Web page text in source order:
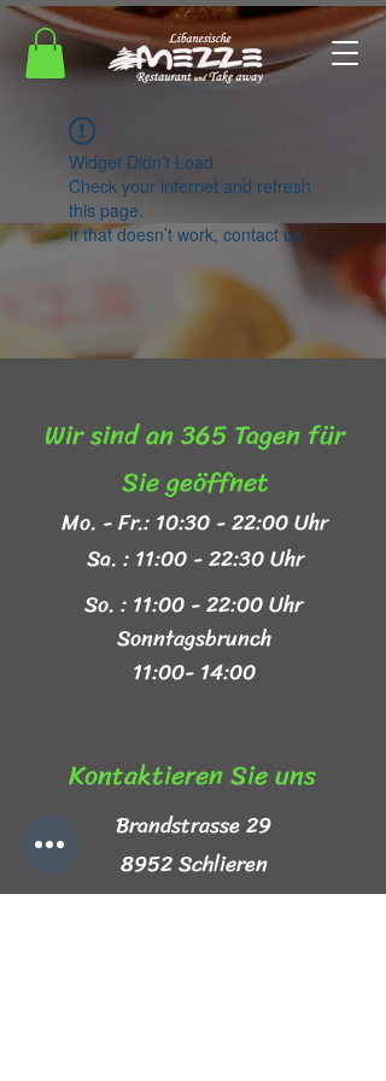
Widget Didn’t Load
Check your internet and refresh
this page.
If that doesn’t work, contact us.
Wir sind an 365 Tagen für
Sie geöffnet​
Mo. - Fr.: 10:30 - 22:00 Uhr
Sa. : 11:00 - 22:30 Uhr
So. : 11:00 - 22:00 Uhr
Sonntagsbrunch
11:00- 14:00
Kontaktieren Sie uns​
Brandstrasse 29
8952 Schlieren
+41 44 999 44 44